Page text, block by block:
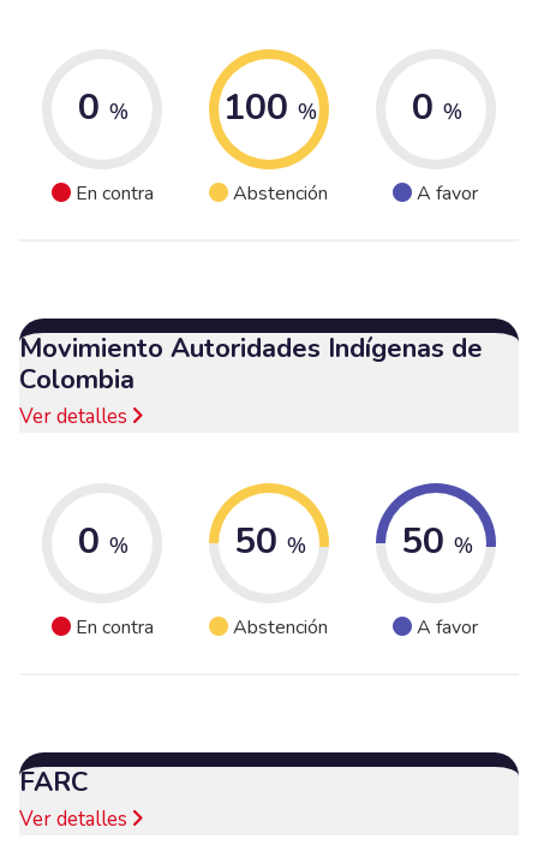
0 %
En contra
100 %
Abstención
0 %
A favor
Movimiento Autoridades Indígenas de
Colombia
Ver detalles
0 %
En contra
50 %
Abstención
50 %
A favor
FARC
Ver detalles